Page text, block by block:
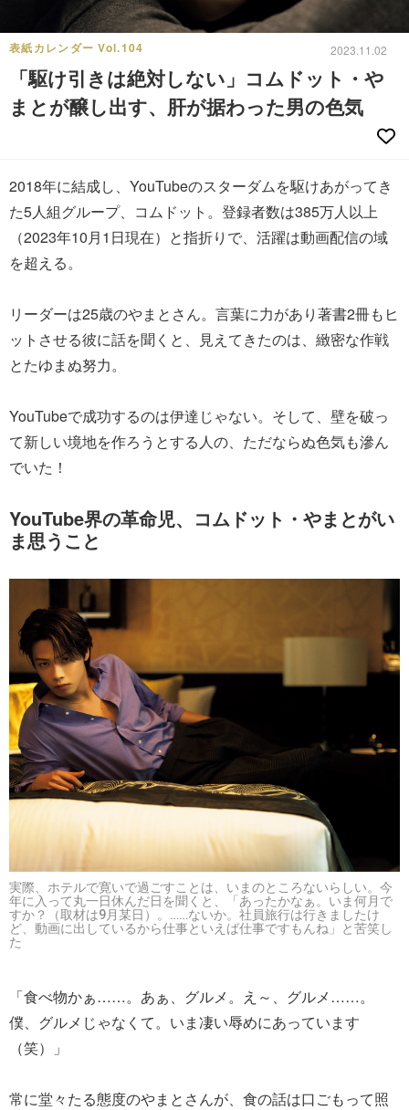
表紙カレンダー Vol.104 2023.11.02
「駆け引きは絶対しない」コムドット・や
まとが醸し出す、肝が据わった男の色気
2018年に結成し、YouTubeのスターダムを駆けあがってき
た5人組グループ、コムドット。登録者数は385万人以上
（2023年10月1日現在）と指折りで、活躍は動画配信の域
を超える。
リーダーは25歳のやまとさん。言葉に力があり著書2冊もヒ
ットさせる彼に話を聞くと、見えてきたのは、緻密な作戦
とたゆまぬ努力。
YouTubeで成功するのは伊達じゃない。そして、壁を破っ
て新しい境地を作ろうとする人の、ただならぬ色気も滲ん
でいた！
YouTube界の革命児、コムドット・やまとがい
ま思うこと
実際、ホテルで寛いで過ごすことは、いまのところないらしい。今
年に入って丸一日休んだ日を聞くと、「あったかなぁ。いま何月で
すか？（取材は9月某日）。……ないか。社員旅行は行きましたけ
ど、動画に出しているから仕事といえば仕事ですもんね」と苦笑し
た
「食べ物かぁ……。あぁ、グルメ。え～、グルメ……。
僕、グルメじゃなくて。いま凄い辱めにあっています
（笑）」
常に堂々たる態度のやまとさんが、食の話は口ごもって照